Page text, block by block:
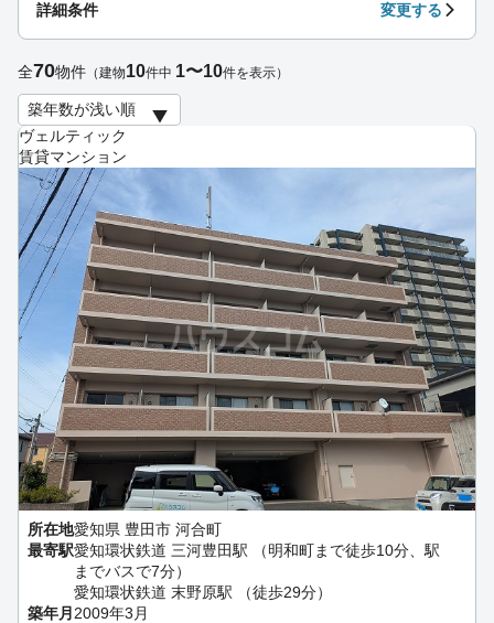
ヴェルティック
賃貸マンション
所在地愛知県 豊田市 河合町
最寄駅愛知環状鉄道 三河豊田駅 （明和町まで徒歩10分、駅
までバスで7分）
愛知環状鉄道 末野原駅 （徒歩29分）
築年月2009年3月
詳細条件 変更する
全70物件 （建物10件中 1〜10件を表示）